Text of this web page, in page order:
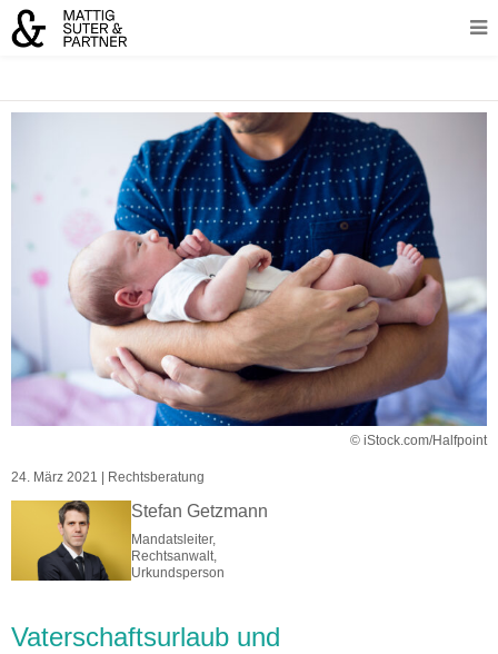
© iStock.com/Halfpoint
24. März 2021 | Rechtsberatung
Stefan Getzmann
Mandatsleiter,
Rechtsanwalt,
Urkundsperson
Vaterschaftsurlaub und